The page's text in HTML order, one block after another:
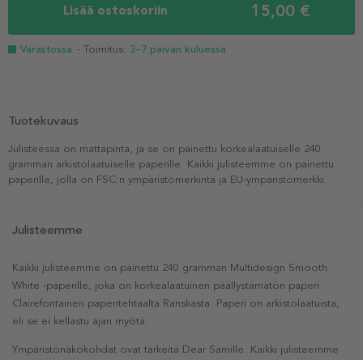
Lisää ostoskoriin 15,00 €
Varastossa - Toimitus: 3–7 päivän kuluessa
Tuotekuvaus
Julisteessa on mattapinta, ja se on painettu korkealaatuiselle 240
gramman arkistolaatuiselle paperille. Kaikki julisteemme on painettu
paperille, jolla on FSC:n ympäristömerkintä ja EU-ympäristömerkki.
Julisteemme
Kaikki julisteemme on painettu 240 gramman Multidesign Smooth
White -paperille, joka on korkealaatuinen päällystämätön paperi
Clairefontainen paperitehtaalta Ranskasta. Paperi on arkistolaatuista,
eli se ei kellastu ajan myötä.
Ympäristönäkökohdat ovat tärkeitä Dear Samille. Kaikki julisteemme